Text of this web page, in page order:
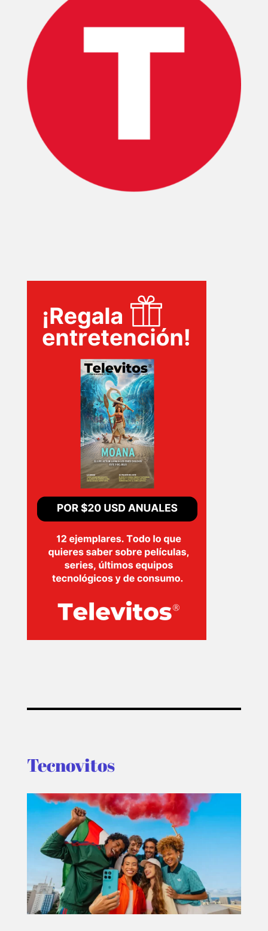
INICIO
T-
PLUS
EVENTOS
Tecnovitos